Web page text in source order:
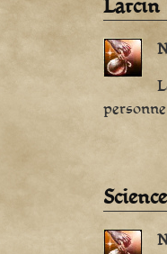
Larcin